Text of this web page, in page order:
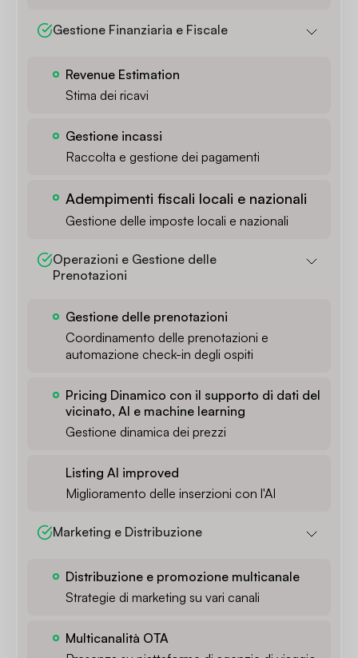
Gestione Finanziaria e Fiscale
Revenue Estimation
Stima dei ricavi
Gestione incassi
Raccolta e gestione dei pagamenti
Adempimenti fiscali locali e nazionali
Gestione delle imposte locali e nazionali
Operazioni e Gestione delle
Prenotazioni
Gestione delle prenotazioni
Coordinamento delle prenotazioni e
automazione check-in degli ospiti
Pricing Dinamico con il supporto di dati del
vicinato, AI e machine learning
Gestione dinamica dei prezzi
Listing AI improved
Miglioramento delle inserzioni con l'AI
Marketing e Distribuzione
Distribuzione e promozione multicanale
Strategie di marketing su vari canali
Multicanalità OTA